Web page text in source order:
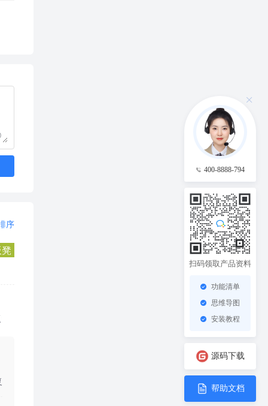
序
400-8888-794
扫码领取产品资料
功能清单
思维导图
安装教程
源码下载
帮助文档